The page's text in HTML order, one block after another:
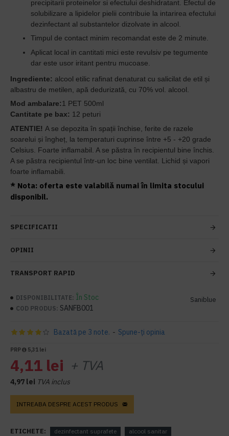
precipitarii proteinelor si efectului deshidratant. Efectul de
solubilizare a lipidelor pielii contribuie la intarirea efectului
dezinfectant al substantelor dizolvate in alcool.
Timpul de contact minim recomandat este de 2 minute.
Aplicat local in cantitati mici este revulsiv pe tegumente
dar este usor iritant pentru mucoase.
Ingrediente: alcool etilic rafinat denaturat cu salicilat de etil și
albastru de metilen, apă dedurizată, cu 70% vol. alcool.
Mod ambalare:1 PET 500ml
Cantitate pe bax: 12 peturi
ATENTIE! A se depozita în spații închise, ferite de razele
soarelui și îngheț, la temperaturi cuprinse între +5 - +20 grade
Celsius. Foarte inflamabil. A se păstra în recipientul bine închis.
A se păstra recipientul într-un loc bine ventilat. Lichid și vapori
foarte inflamabili.
* Nota: oferta este valabilă numai în limita stocului
disponibil.
SPECIFICATII
OPINII
TRANSPORT RAPID
DISPONIBILITATE: În Stoc
COD PRODUS: SANFB001
Saniblue
Bazată pe 3 note. - Spune-ţi opinia
PRP 5,31 lei
4,11 lei + TVA
4,97 lei TVA inclus
INTREABA DESPRE ACEST PRODUS
ETICHETE: dezinfectant suprafete
alcool sanitar